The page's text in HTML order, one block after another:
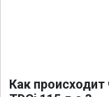
Как происходит